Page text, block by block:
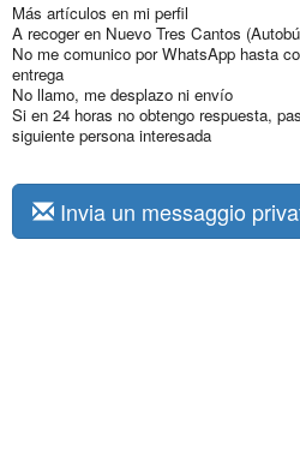
Más artículos en mi perfil
A recoger en Nuevo Tres Cantos
No me comunico por WhatsApp hasta
entrega
No llamo, me desplazo ni envío
Si en 24 horas no obtengo respuesta,
siguiente persona interesada
Invia un messaggio